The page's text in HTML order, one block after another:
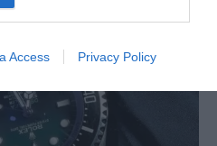
Access Privacy Policy